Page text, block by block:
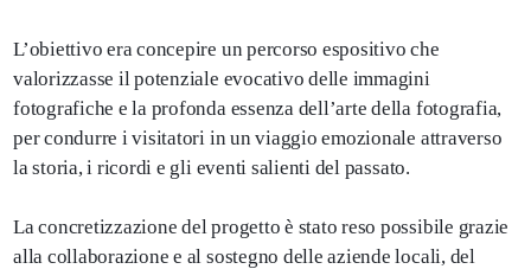
L’obiettivo era concepire un percorso espositivo che
valorizzasse il potenziale evocativo delle immagini
fotografiche e la profonda essenza dell’arte della fotografia,
per condurre i visitatori in un viaggio emozionale attraverso
la storia, i ricordi e gli eventi salienti del passato.
La concretizzazione del progetto è stato reso possibile grazie
alla collaborazione e al sostegno delle aziende locali, del